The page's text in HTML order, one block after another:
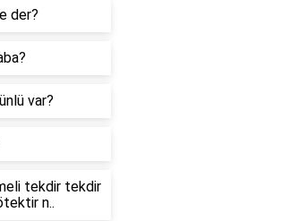
der?
var?
tekdir tekdir
n..